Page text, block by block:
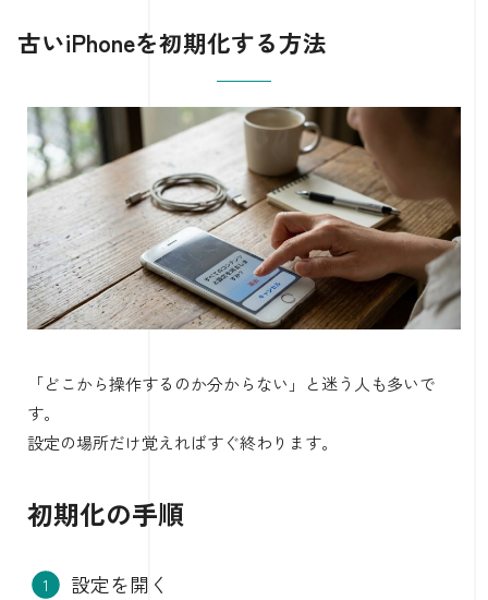
古いiPhoneを初期化する方法
「どこから操作するのか分からない」と迷う人も多いで
す。
設定の場所だけ覚えればすぐ終わります。
初期化の手順
設定を開く